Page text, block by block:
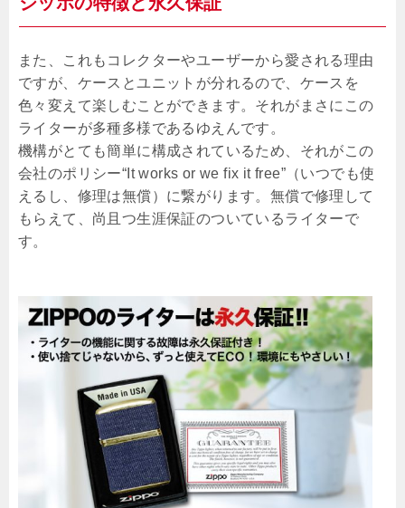
また、これもコレクターやユーザーから愛される理由
ですが、ケースとユニットが分れるので、ケースを
色々変えて楽しむことができます。それがまさにこの
ライターが多種多様であるゆえんです。
機構がとても簡単に構成されているため、それがこの
会社のポリシー“It works or we fix it free”（いつでも使
えるし、修理は無償）に繋がります。無償で修理して
もらえて、尚且つ生涯保証のついているライターで
す。